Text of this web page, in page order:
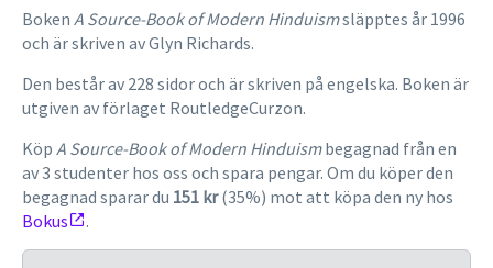
Boken A Source-Book of Modern Hinduismsläpptes år 1996
och är skriven av Glyn Richards.
Den består av 228 sidor och är skriven på engelska. Boken är
utgiven av förlaget RoutledgeCurzon.
Köp A Source-Book of Modern Hinduismbegagnad från en
av 3 studenter hos oss och spara pengar. Om du köper den
begagnad sparar du 151 kr(35%) mot att köpa den ny hos
Bokus
.